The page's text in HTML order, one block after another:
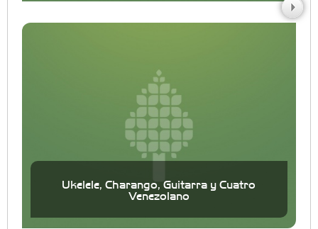
Ukelele, Charango, Guitarra y Cuatro
Venezolano